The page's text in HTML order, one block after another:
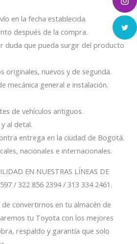
en la fecha establecida.
después de la compra.
duda que pueda surgir del producto
originales, nuevos y de segunda.
mecánica general e instalación.
de vehículos antiguos.
al detal.
entrega en la ciudad de Bogotá.
nacionales e internacionales.
EN NUESTRAS LÍNEAS DE
/ 322 856 2394 / 313 334 2461.
convertirnos en tu almacén de
tu Toyota con los mejores
respaldo y garantía que solo